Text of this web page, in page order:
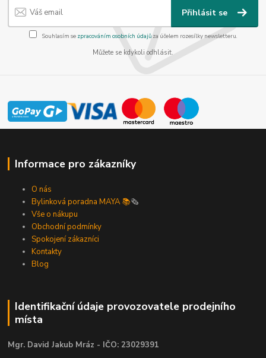
Přihlásit se
Souhlasím se zpracováním osobních údajůza účelem rozesílky newsletteru.
Můžete se kdykoli odhlásit.
Informace pro zákazníky
O nás
Bylinková poradna MAYA 📚🗞️
Vše o nákupu
Obchodní podmínky
Spokojení zákazníci
Kontakty
Blog
Identifikační údaje provozovatele prodejního
místa
Mgr. David Jakub Mráz - IČO: 23029391